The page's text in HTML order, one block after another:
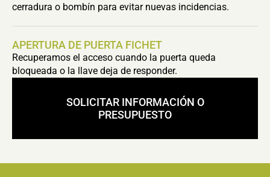
cerradura o bombín para evitar nuevas incidencias.
APERTURA DE PUERTA FICHET
Recuperamos el acceso cuando la puerta queda
bloqueada o la llave deja de responder.
SOLICITAR INFORMACIÓN O
PRESUPUESTO